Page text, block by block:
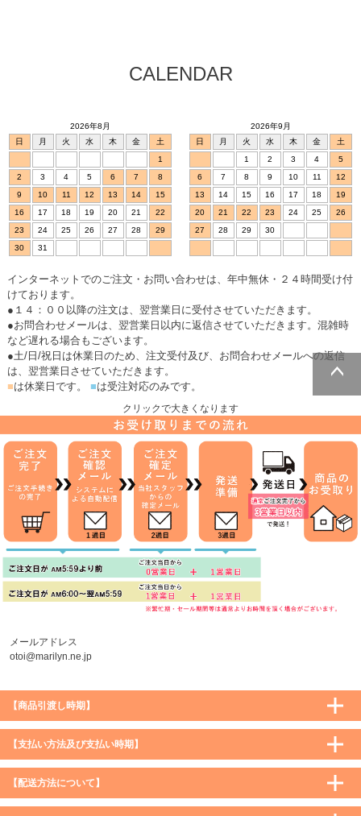
プへ
CALENDAR
2026年8月
日
月 火 水 木 金
土
1
2
3 4 5 6 7
8
9
10 11 12 13 14
15
16
17 18 19 20 21
22
23
24 25 26 27 28
29
30
31
2026年9月
日
月 火 水 木 金
土
1
2 3 4
5
6
7 8 9 10 11
12
13
14 15 16 17 18
19
20
21 22 23 24 25
26
27
28 29 30
インターネットでのご注文・お問い合わせは、年中無休・２４時間受け付
けております。
●１４：００以降の注文は、翌営業日に受付させていただきます。
●お問合わせメールは、翌営業日以内に返信させていただきます。混雑時
など遅れる場合もございます。
●土/日/祝日は休業日のため、注文受付及び、お問合わせメールへの返信
は、翌営業日させていただきます。
■は休業日です。 ■は受注対応のみです。
クリックで大きくなります
メールアドレス
otoi@marilyn.ne.jp
【商品引渡し時期】
【支払い方法及び支払い時期】
【配送方法について】